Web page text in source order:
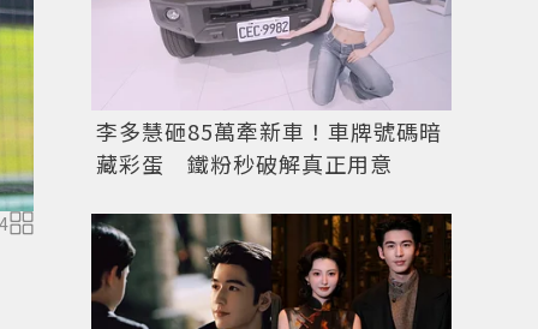
4 圖／IG @leehozeong
李多慧砸85萬牽新車！車牌號碼暗
藏彩蛋 鐵粉秒破解真正用意